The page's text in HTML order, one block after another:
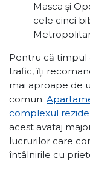
Masca și
cele cinci
Pentru că timpul
trafic, îți
mai aproape de
comun.
complexul
acest avataj
lucrurilor care
întâlnirile cu